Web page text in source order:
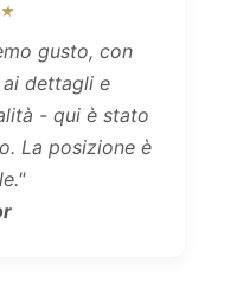
gusto, con
dettagli e
- qui è stato
La posizione è